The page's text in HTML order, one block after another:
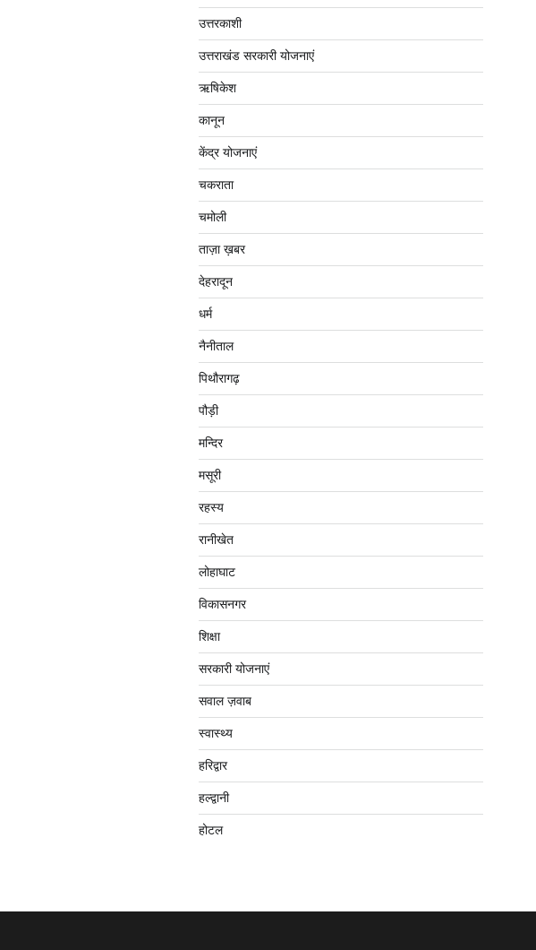
उत्तरकाशी
उत्तराखंड सरकारी योजनाएं
ऋषिकेश
कानून
केंद्र योजनाएं
चकराता
चमोली
ताज़ा ख़बर
देहरादून
धर्म
नैनीताल
पिथौरागढ़
पौड़ी
मन्दिर
मसूरी
रहस्य
रानीखेत
लोहाघाट
विकासनगर
शिक्षा
सरकारी योजनाएं
सवाल ज़वाब
स्वास्थ्य
हरिद्वार
हल्द्वानी
होटल